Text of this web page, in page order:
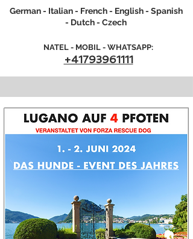
German - Italian - French - English - Spanish
- Dutch - Czech
NATEL - MOBIL - WHATSAPP:
+41793961111